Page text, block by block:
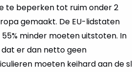
te beperken tot ruim onder 2
gemaakt. De EU-lidstaten
minder moeten uitstoten. In
dat er dan netto geen
moeten keihard aan de